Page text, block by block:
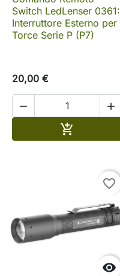
Switch LedLenser 0361:
Interruttore Esterno per
Torce Serie P (P7)
20,00 €
 


favorite_border